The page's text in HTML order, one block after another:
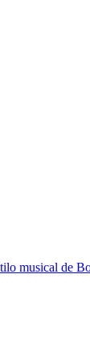
musical de